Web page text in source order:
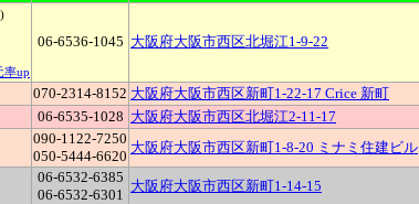
)
率up
06-6536-1045 大阪府大阪市西区北堀江1-9-22
070-2314-8152 大阪府大阪市西区新町1-22-17 Crice 新町
06-6535-1028 大阪府大阪市西区北堀江2-11-17
090-1122-7250
050-5444-6620
大阪府大阪市西区新町1-8-20 ミナミ住建ビル
06-6532-6385
06-6532-6301
大阪府大阪市西区新町1-14-15